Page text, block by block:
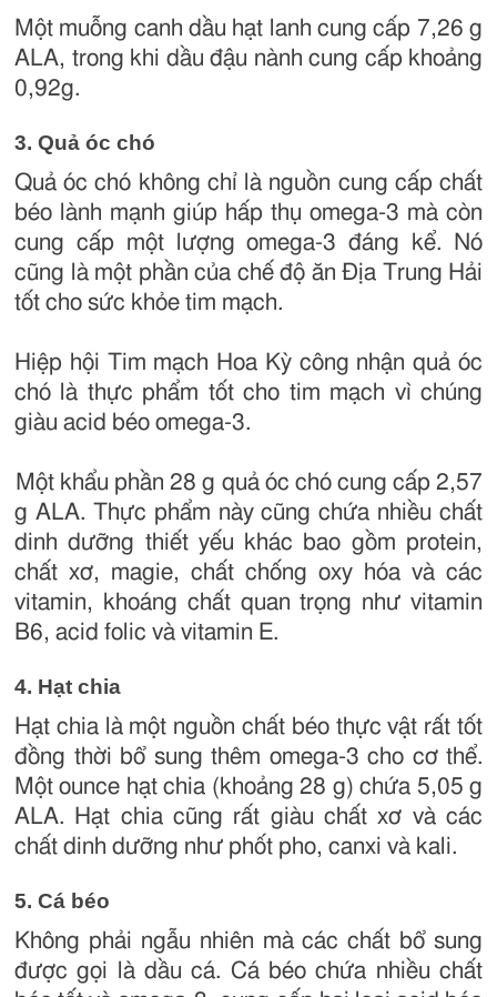
Một muỗng canh dầu hạt lanh cung cấp 7,26 g
ALA, trong khi dầu đậu nành cung cấp khoảng
0,92g.
3. Quả óc chó
Quả óc chó không chỉ là nguồn cung cấp chất
béo lành mạnh giúp hấp thụ omega-3 mà còn
cung cấp một lượng omega-3 đáng kể. Nó
cũng là một phần của chế độ ăn Địa Trung Hải
tốt cho sức khỏe tim mạch.
Hiệp hội Tim mạch Hoa Kỳ công nhận quả óc
chó là thực phẩm tốt cho tim mạch vì chúng
giàu acid béo omega-3.
Một khẩu phần 28 g quả óc chó cung cấp 2,57
g ALA. Thực phẩm này cũng chứa nhiều chất
dinh dưỡng thiết yếu khác bao gồm protein,
chất xơ, magie, chất chống oxy hóa và các
vitamin, khoáng chất quan trọng như vitamin
B6, acid folic và vitamin E.
4. Hạt chia
Hạt chia là một nguồn chất béo thực vật rất tốt
đồng thời bổ sung thêm omega-3 cho cơ thể.
Một ounce hạt chia (khoảng 28 g) chứa 5,05 g
ALA. Hạt chia cũng rất giàu chất xơ và các
chất dinh dưỡng như phốt pho, canxi và kali.
5. Cá béo
Không phải ngẫu nhiên mà các chất bổ sung
được gọi là dầu cá. Cá béo chứa nhiều chất